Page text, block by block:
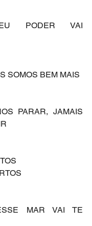
PODER VAI
SOMOS BEM MAIS
PARAR, JAMAIS
MAR VAI TE